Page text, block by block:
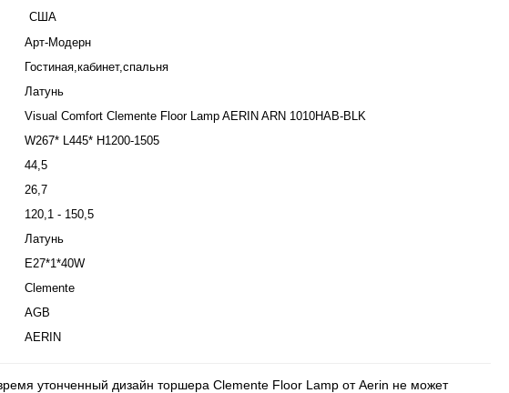
США
Арт-Модерн
Гостиная,кабинет,спальня
Латунь
Visual Comfort Clemente Floor Lamp AERIN ARN 1010HAB-BLK
W267* L445* H1200-1505
44,5
26,7
120,1 - 150,5
Латунь
E27*1*40W
Clemente
AGB
AERIN
утонченный дизайн торшера Clemente Floor Lamp от Aerin не может